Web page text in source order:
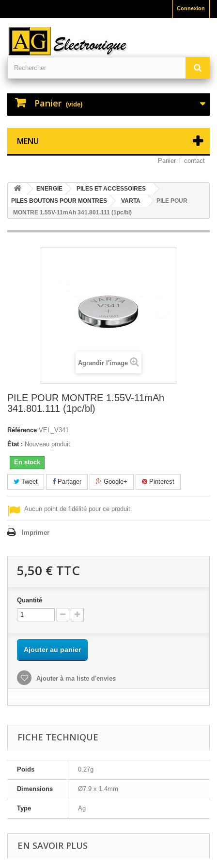
Connexion
Panier (vide)
MENU
Panier contact
ENERGIE
PILES ET ACCESSOIRES
PILES BOUTONS POUR MONTRES
VARTA
PILE POUR
MONTRE 1.55V-11mAh 341.801.111 (1pc/bl)
Agrandir l'image
PILE POUR MONTRE 1.55V-11mAh
341.801.111 (1pc/bl)
Référence VEL_V341
État : Nouveau produit
En stock
Tweet Partager Google+ Pinterest
Aucun point de fidélité pour ce produit.
Imprimer
5,50 € TTC
Quantité
Ajouter au panier
Ajouter à ma liste d'envies
FICHE TECHNIQUE
Poids 0.27g
Dimensions Ø7.9 x 1.4mm
Type Ag
EN SAVOIR PLUS